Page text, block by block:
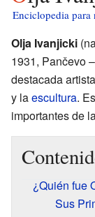
Enciclopedia para
Olja Ivanjicki
1931, Pančevo
destacada
y laescultura.
importantes de
¿Quién fue
Sus